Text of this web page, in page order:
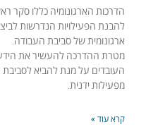
הדרכות הארגונומיה כללו סקר
להבנת הפעילויות הנדרשות
ארגונומית של סביבת העבודה.
מטרת ההדרכה להעשיר את הידע
העובדים על מנת להביא לסביבת
מפעילות ידנית.
קרא עוד »